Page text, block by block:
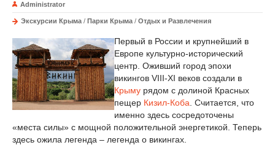
Administrator
Экскурсии Крыма / Парки Крыма / Отдых и Развлечения
Первый в России и крупнейший в
Европе культурно-исторический
центр. Оживший город эпохи
викингов VIII-XI веков создали в
Крыму рядом с долиной Красных
пещер Кизил-Коба . Считается, что
именно здесь сосредоточены
«места силы» с мощной положительной энергетикой. Теперь
здесь ожила легенда – легенда о викингах.